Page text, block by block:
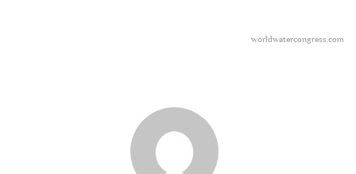
worldwatercongress.com